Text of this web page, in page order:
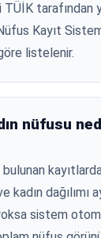
tarafından
Kayıt
listelenir.
nüfusu
bulunan
kadın dağılımı
sistem